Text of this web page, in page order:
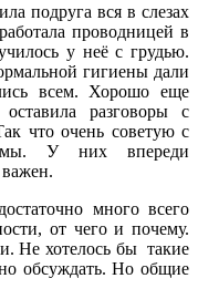
подруга вся в слезах
проводницей в
у неё с грудью.
гигиены дали
всем. Хорошо еще
разговоры с
что очень советую с
У них впереди
важен.
много всего
от чего и почему.
Не хотелось бы такие
обсуждать. Но общие